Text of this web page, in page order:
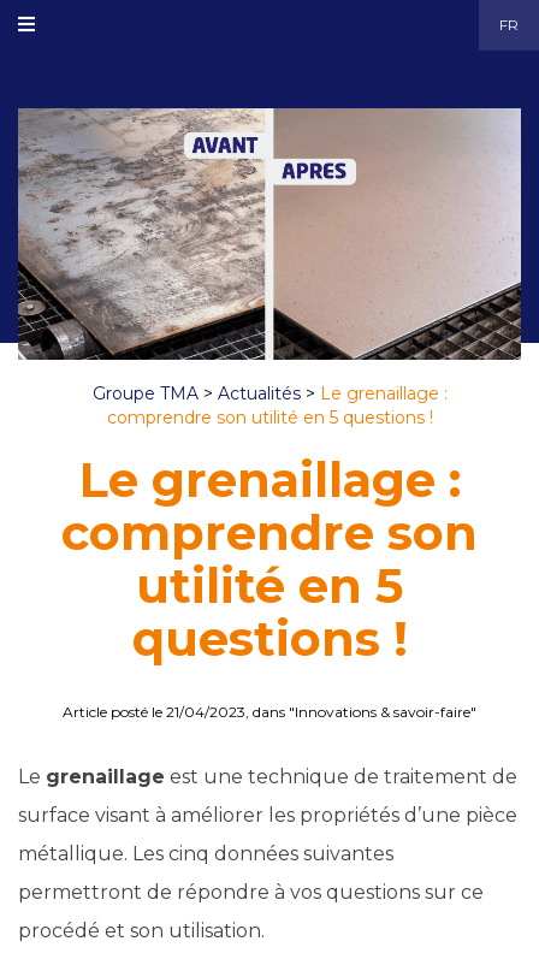
FR
Groupe TMA> Actualités> Le grenaillage :
comprendre son utilité en 5 questions !
Le grenaillage :
comprendre son
utilité en 5
questions !
Article posté le 21/04/2023, dans "Innovations & savoir-faire"
Le grenaillage est une technique de traitement de
surface visant à améliorer les propriétés d’une pièce
métallique. Les cinq données suivantes
permettront de répondre à vos questions sur ce
procédé et son utilisation.